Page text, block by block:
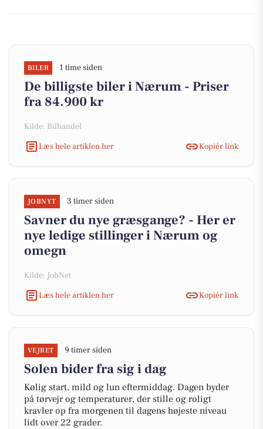
BILER 1 time siden
De billigste biler i Nærum - Priser
fra 84.900 kr
Kilde: Bilhandel
Læs hele artiklen her
Kopiér link
JOBNYT 3 timer siden
Savner du nye græsgange? - Her er
nye ledige stillinger i Nærum og
omegn
Kilde: JobNet
Læs hele artiklen her
Kopiér link
VEJRET 9 timer siden
Solen bider fra sig i dag
Kølig start, mild og lun eftermiddag. Dagen byder
på tørvejr og temperaturer, der stille og roligt
kravler op fra morgenen til dagens højeste niveau
lidt over 22 grader.